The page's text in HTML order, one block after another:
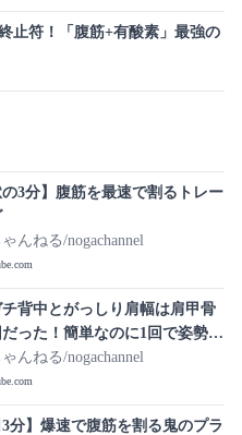
止符！「腹筋+有酸素」最強の
の3分】腹筋を最速で割るトレー
んねる/nogachannel
背中とがっしり肩幅は肩甲骨
った！簡単なのに1回で姿勢が
続けるほど背中が痩せるトレ
グ
んねる/nogachannel
3分】爆速で腹筋を割る鬼のプラ